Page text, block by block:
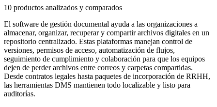
10 productos analizados y comparados
El software de gestión documental ayuda a las organizaciones a
almacenar, organizar, recuperar y compartir archivos digitales en un
repositorio centralizado. Estas plataformas manejan control de
versiones, permisos de acceso, automatización de flujos,
seguimiento de cumplimiento y colaboración para que los equipos
dejen de perder archivos entre correos y carpetas compartidas.
Desde contratos legales hasta paquetes de incorporación de RRHH,
las herramientas DMS mantienen todo localizable y listo para
auditorías.